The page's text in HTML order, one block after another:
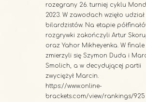
rozegrany 26. turniej cyklu
2023. W zawodach wzięło udział
bilardzistów. Na etapie
rozgrywki zakończyli Artur
oraz Yahor Mikheyenka. W finale
zmierzyli się Szymon Duda i
Smolich, a w decydującej partii
zwyciężył Marcin.
https://www.online-
brackets.com/view/rankings/925